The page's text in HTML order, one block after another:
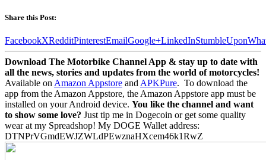
Share this Post:
FacebookXRedditPinterestEmailGoogle+LinkedInStumbleUpon
Download The Motorbike Channel App & stay up to date with
all the news, stories and updates from the world of motorcycles!
Available on Amazon Appstore and APKPure. To download the
app from the Amazon Appstore, the Amazon Appstore app must be
installed on your Android device. You like the channel and want
to show some love? Just tip me in Dogecoin or get some quality
wear at my Spreadshop! My DOGE Wallet address:
DTNPrVGmdEWJZWLdPEwznaHXcem46k1RwZ